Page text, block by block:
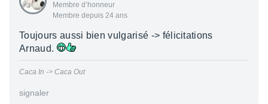
Membre d’honneur
Membre depuis 24 ans
Toujours aussi bien vulgarisé -> félicitations
Arnaud.
Caca In -> Caca Out
signaler